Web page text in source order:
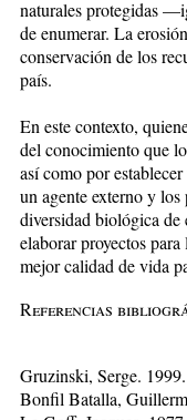
naturales protegidas
de enumerar. La
conservación de los
país.
En este contexto,
del conocimiento que
así como por
un agente externo y
diversidad biológica de
elaborar proyectos
mejor calidad de vida
Referencias
Gruzinski, Serge.
Bonfil Batalla,